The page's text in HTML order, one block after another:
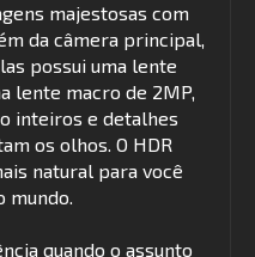
majestosas com
da câmera principal,
possui uma lente
lente macro de 2MP,
inteiros e detalhes
os olhos. O HDR
natural para você
mundo.
quando o assunto